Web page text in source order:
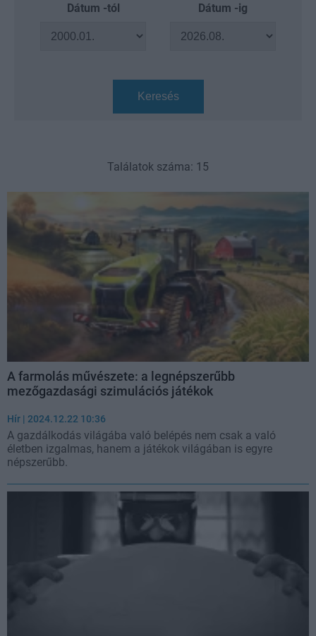
Dátum -tól Dátum -ig
Keresés
Találatok száma: 15
A farmolás művészete: a legnépszerűbb
mezőgazdasági szimulációs játékok
Hír | 2024.12.22 10:36
A gazdálkodás világába való belépés nem csak a való
életben izgalmas, hanem a játékok világában is egyre
népszerűbb.